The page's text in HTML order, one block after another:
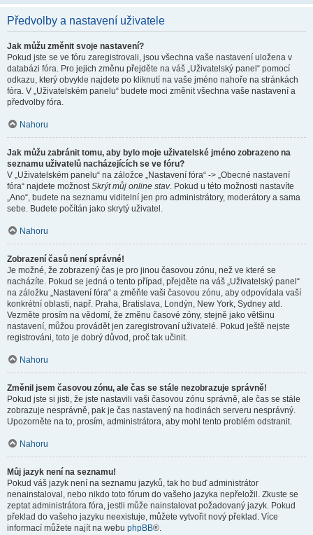
Předvolby a nastavení uživatele
Jak můžu změnit svoje nastavení?
Pokud jste se ve fóru zaregistrovali, jsou všechna vaše nastavení uložena v
databázi fóra. Pro jejich změnu přejděte na váš „Uživatelský panel“ pomocí
odkazu, který obvykle najdete po kliknutí na vaše jméno nahoře na stránkách
fóra. V „Uživatelském panelu“ budete moci změnit všechna vaše nastavení a
předvolby fóra.
Nahoru
Jak můžu zabránit tomu, aby bylo moje uživatelské jméno zobrazeno na
seznamu uživatelů nacházejících se ve fóru?
V „Uživatelském panelu“ na záložce „Nastavení fóra“ -> „Obecné nastavení
fóra“ najdete možnostSkrýt můj online stav. Pokud u této možnosti nastavíte
„Ano“, budete na seznamu viditelní jen pro administrátory, moderátory a sama
sebe. Budete počítán jako skrytý uživatel.
Nahoru
Zobrazení časů není správné!
Je možné, že zobrazený čas je pro jinou časovou zónu, než ve které se
nacházíte. Pokud se jedná o tento případ, přejděte na váš „Uživatelský panel“
na záložku „Nastavení fóra“ a změňte vaši časovou zónu, aby odpovídala vaší
konkrétní oblasti, např. Praha, Bratislava, Londýn, New York, Sydney atd.
Vezměte prosím na vědomí, že změnu časové zóny, stejně jako většinu
nastavení, můžou provádět jen zaregistrovaní uživatelé. Pokud ještě nejste
registrováni, toto je dobrý důvod, proč tak učinit.
Nahoru
Změnil jsem časovou zónu, ale čas se stále nezobrazuje správně!
Pokud jste si jisti, že jste nastavili vaši časovou zónu správně, ale čas se stále
zobrazuje nesprávně, pak je čas nastavený na hodinách serveru nesprávný.
Upozorněte na to, prosím, administrátora, aby mohl tento problém odstranit.
Nahoru
Můj jazyk není na seznamu!
Pokud váš jazyk není na seznamu jazyků, tak ho buď administrátor
nenainstaloval, nebo nikdo toto fórum do vašeho jazyka nepřeložil. Zkuste se
zeptat administrátora fóra, jestli může nainstalovat požadovaný jazyk. Pokud
překlad do vašeho jazyku neexistuje, můžete vytvořit nový překlad. Více
informací můžete najít na webu phpBB®.